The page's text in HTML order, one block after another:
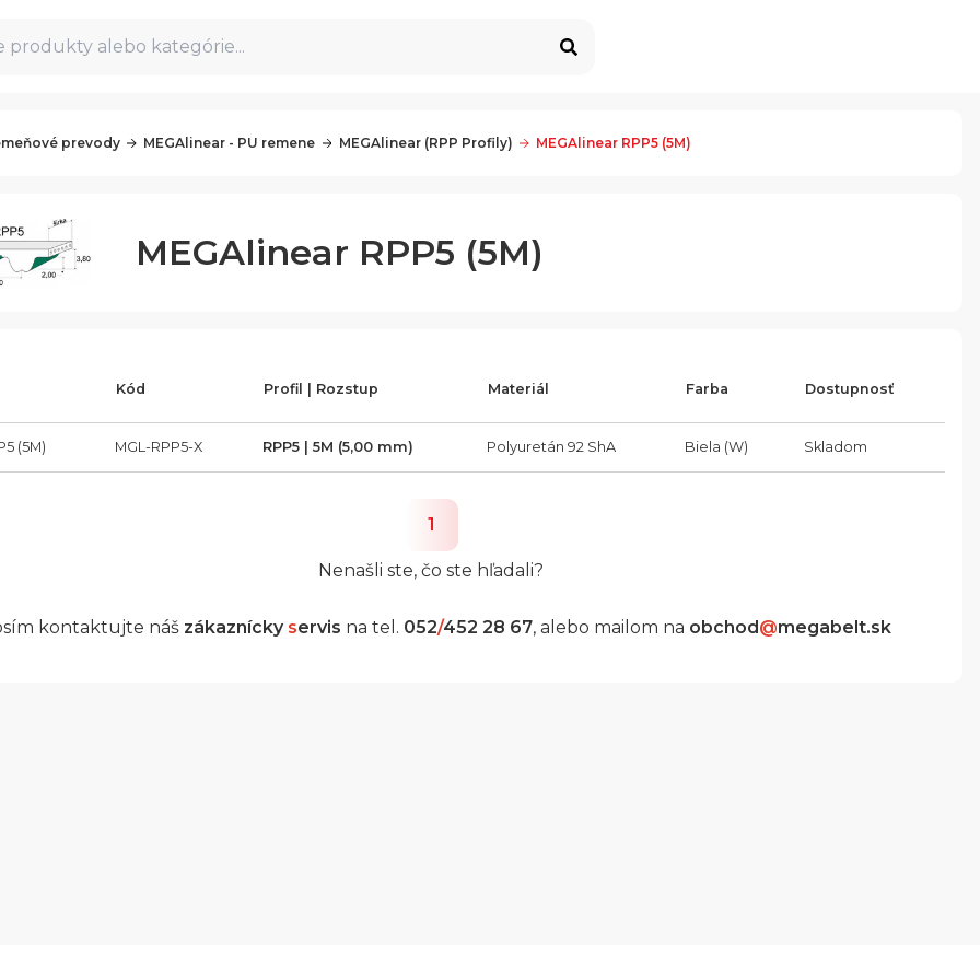
produkty alebo kategórie...
prevody MEGAlinear - PU remene MEGAlinear (RPP Profily) MEGAlinear RPP5 (5M)
MEGAlinear RPP5 (5M)
Kód Profil | Rozstup Materiál Farba Dostupnosť
(5M) MGL-RPP5-X RPP5 | 5M (5,00 mm) Polyuretán 92 ShA Biela (W) Skladom
1
Nenašli ste, čo ste hľadali?
kontaktujte náš zákaznícky servis na tel. 052/452 28 67, alebo mailom na obchod@megabelt.sk